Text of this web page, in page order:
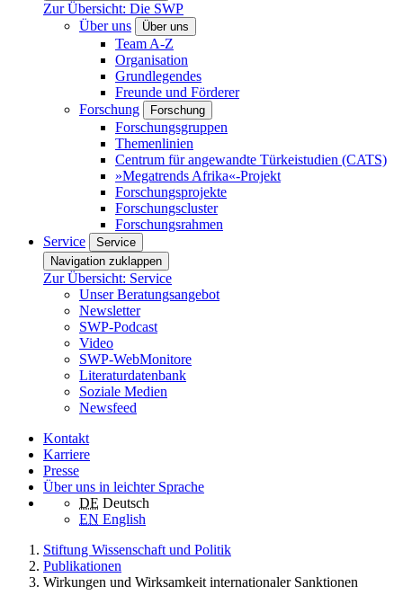
Zur Übersicht: Die SWP
Über uns
Über uns
Team A-Z
Organisation
Grundlegendes
Freunde und Förderer
Forschung
Forschung
Forschungsgruppen
Themenlinien
Centrum für angewandte Türkeistudien (CATS)
»Megatrends Afrika«-Projekt
Forschungsprojekte
Forschungscluster
Forschungsrahmen
Service
Service
Navigation zuklappen
Zur Übersicht: Service
Unser Beratungsangebot
Newsletter
SWP-Podcast
Video
SWP-WebMonitore
Literaturdatenbank
Soziale Medien
Newsfeed
Kontakt
Karriere
Presse
Über uns in leichter Sprache
DE Deutsch
EN English
Stiftung Wissenschaft und Politik
Publikationen
Wirkungen und Wirksamkeit internationaler Sanktionen